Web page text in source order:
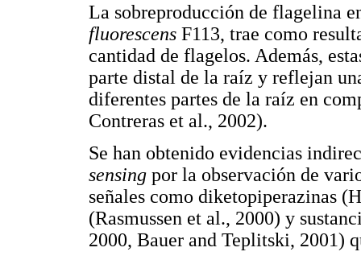
La sobreproducción de flagelina
fluorescens F113, trae como
cantidad de flagelos. Además,
parte distal de la raíz y reflejan
diferentes partes de la raíz en
Contreras et al., 2002).
Se han obtenido evidencias
sensing por la observación de
señales como diketopiperazinas
(Rasmussen et al., 2000) y
2000, Bauer and Teplitski, 2001)